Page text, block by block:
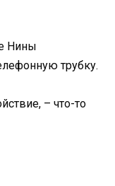
Нины
трубку.
– что-то